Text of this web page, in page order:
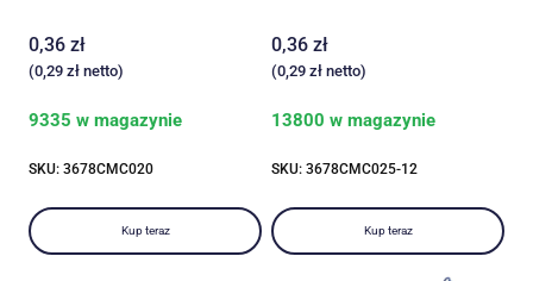
0,36 zł
(0,29 zł netto)
9335 w magazynie
SKU: 3678CMC020
Kup teraz
0,36 zł
(0,29 zł netto)
13800 w magazynie
SKU: 3678CMC025-12
Kup teraz